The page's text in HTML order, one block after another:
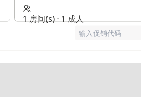
1 房间(s) ⋅ 1 成人
输入促销代码